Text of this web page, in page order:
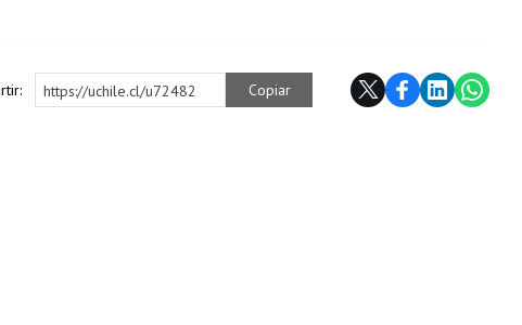
https://uchile.cl/u72482 Copiar